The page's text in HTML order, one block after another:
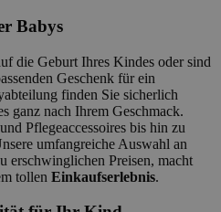
Babys
die Geburt Ihres Kindes oder sind
Geschenk für ein
finden Sie sicherlich
ganz nach Ihrem Geschmack.
und Pflegeaccessoires bis hin zu
umfangreiche Auswahl an
erschwinglichen Preisen, macht
tollen Einkaufserlebnis.